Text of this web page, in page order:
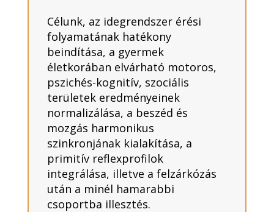
Célunk, az idegrendszer érési
folyamatának hatékony
beindítása, a gyermek
életkorában elvárható motoros,
pszichés-kognitív, szociális
területek eredményeinek
normalizálása, a beszéd és
mozgás harmonikus
szinkronjának kialakítása, a
primitív reflexprofilok
integrálása, illetve a felzárkózás
után a minél hamarabbi
csoportba illesztés.